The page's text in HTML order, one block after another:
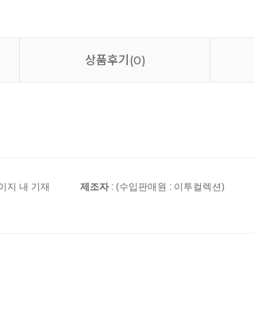
상품후기(0)
지 내 기재 제조자: (수입판매원 : 이투컬렉션)